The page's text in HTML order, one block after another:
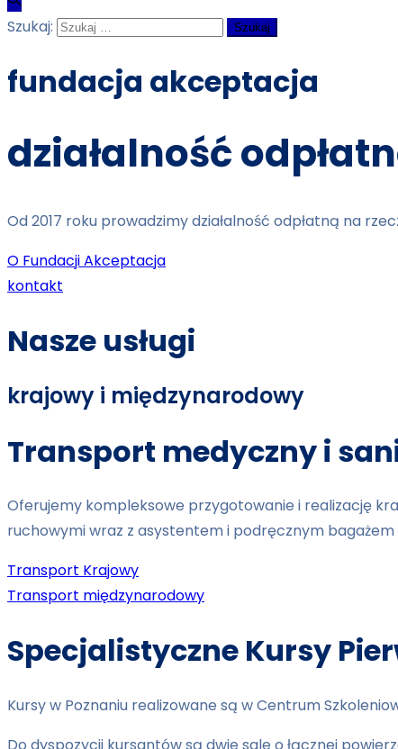
Szukaj:
fundacja akceptacja
działalność
Od 2017 roku prowadzimy działalność odpłatną na
O Fundacji Akceptacja
kontakt
Nasze usługi
krajowy i międzynarodowy
Transport medyczny i
Oferujemy kompleksowe przygotowanie i realizację
ruchowymi wraz z asystentem i podręcznym
Transport Krajowy
Transport międzynarodowy
Specjalistyczne Kursy
Kursy w Poznaniu realizowane są w Centrum
Do dyspozycji kursantów są dwie sale o łącznej